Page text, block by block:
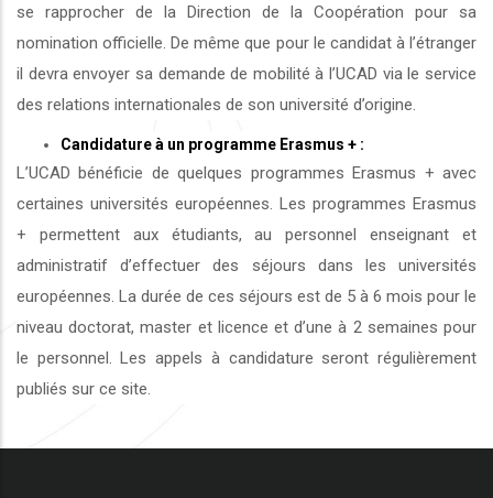
se rapprocher de la Direction de la Coopération pour sa
nomination officielle. De même que pour le candidat à l’étranger
il devra envoyer sa demande de mobilité à l’UCAD via le service
des relations internationales de son université d’origine.
Candidature à un programme Erasmus + :
L’UCAD bénéficie de quelques programmes Erasmus + avec
certaines universités européennes. Les programmes Erasmus
+ permettent aux étudiants, au personnel enseignant et
administratif d’effectuer des séjours dans les universités
européennes. La durée de ces séjours est de 5 à 6 mois pour le
niveau doctorat, master et licence et d’une à 2 semaines pour
le personnel. Les appels à candidature seront régulièrement
publiés sur ce site.